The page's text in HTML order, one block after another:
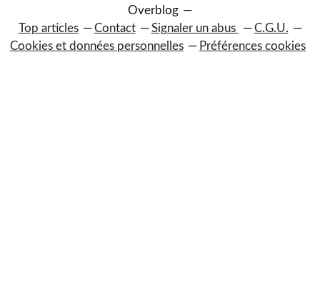
Overblog
Top articles
Contact Signaler un abus
C.G.U.
Cookies et données personnelles
Préférences cookies